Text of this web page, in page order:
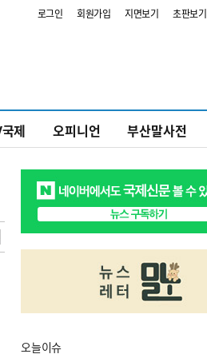
로그인 회원가입 지면보기 초판보기
제 오피니언 부산말사전
오늘이슈